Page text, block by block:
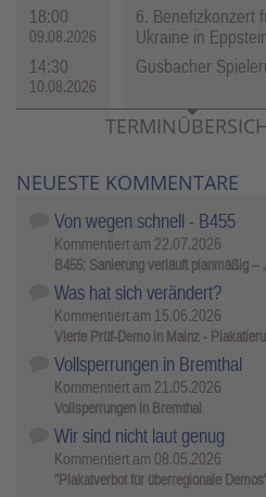
18:00
09.08.2026
6. Benefizkonzert
Ukraine in
14:30
10.08.2026
Gusbacher
NEUESTE KOMMENTARE
Von wegen schnell - B455
Kommentiert am 22.07.2026
B455: Sanierung verläuft planmäßig –
Was hat sich verändert?
Kommentiert am 15.06.2026
Vierte Prüf-Demo in Mainz -
Vollsperrungen in Bremthal
Kommentiert am 21.05.2026
Vollsperrungen in Bremthal
Wir sind nicht laut genug
Kommentiert am 08.05.2026
"Plakatverbot für überregionale